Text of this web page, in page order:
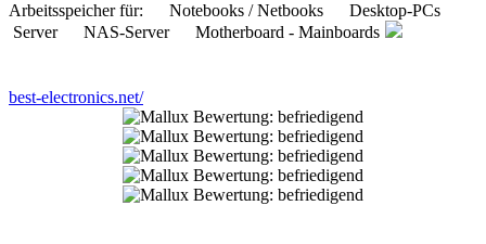
Arbeitsspeicher für: Notebooks / Netbooks Desktop-PCs
Server NAS-Server Motherboard - Mainboards
best-electronics.net/